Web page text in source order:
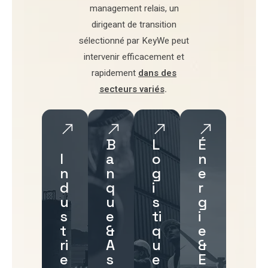
management relais, un
dirigeant de transition
sélectionné par KeyWe peut
intervenir efficacement et
rapidement dans des
secteurs variés.
I
n
d
u
s
t
ri
e
B
a
n
q
u
e
&
A
s
L
o
g
i
s
ti
q
u
e
É
n
e
r
g
i
e
&
E